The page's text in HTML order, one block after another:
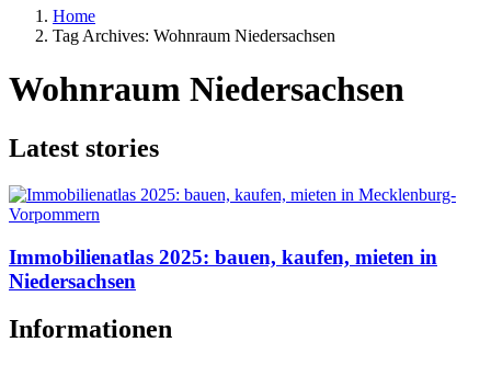
Home
Tag Archives: Wohnraum Niedersachsen
Wohnraum Niedersachsen
Latest stories
Immobilienatlas 2025: bauen, kaufen, mieten in
Niedersachsen
Informationen